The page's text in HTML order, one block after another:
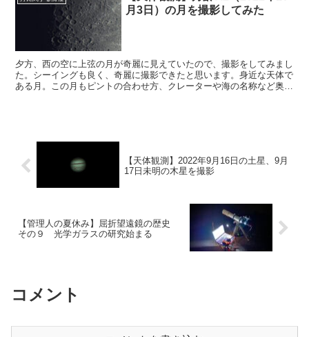
月3日）の月を撮影してみた
夕方、西の空に上弦の月が奇麗に見えていたので、撮影をしてみまし
た。シーイングも良く、奇麗に撮影できたと思います。身近な天体で
ある月。この月もピントの合わせ方、クレーターや海の名称など奥が
【天体観測】2022年9月16日の土星、9月
17日未明の木星を撮影
【管理人の夏休み】屈折望遠鏡の歴史
その９ 光学ガラスの研究始まる
コメント